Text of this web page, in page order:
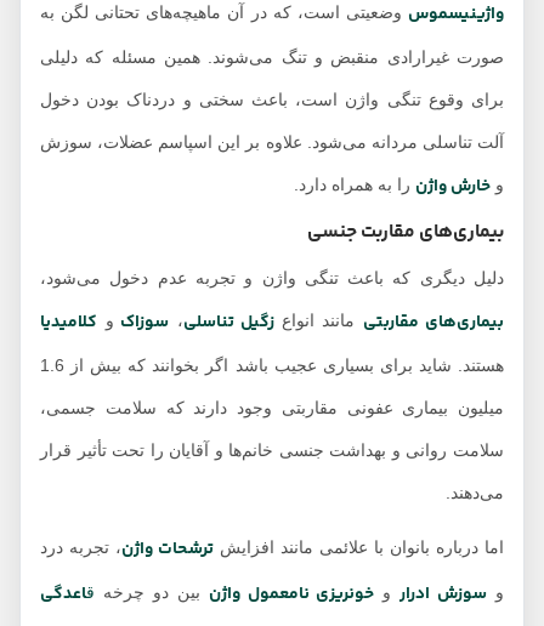
واژینیسموسوضعیتی است، که در آن ماهیچه‌های تحتانی لگن به
صورت غیرارادی منقبض و تنگ می‌شوند. همین مسئله که دلیلی
برای وقوع تنگی واژن است، باعث سختی و دردناک بودن دخول
آلت تناسلی مردانه می‌شود. علاوه بر این اسپاسم عضلات، سوزش
خارش واژن را به همراه دارد.
بیماری‌های مقاربت جنسی
دلیل دیگری که باعث تنگی واژن و تجربه عدم دخول می‌شود،
بیماری‌های مقاربتیمانند انواع زگیل تناسلی،سوزاک وکلامیدیا
هستند. شاید برای بسیاری عجیب باشد اگر بخوانند که بیش از 1.6
میلیون بیماری عفونی مقاربتی وجود دارند که سلامت جسمی،
سلامت روانی و بهداشت جنسی خانم‌ها و آقایان را تحت تأثیر قرار
می‌دهند.
اما درباره بانوان با علائمی مانند افزایش ترشحات واژن ، تجربه درد
سوزش ادرار وخونریزی نامعمول واژن بین دو چرخهق اعدگی